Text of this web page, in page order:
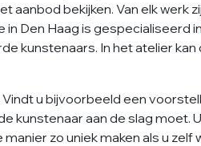
aanbod bekijken. Van elk
Den Haag is gespecialiseerd in
kunstenaars. In het atelier
u bijvoorbeeld een
kunstenaar aan de slag moet.
zo uniek maken als u zelf